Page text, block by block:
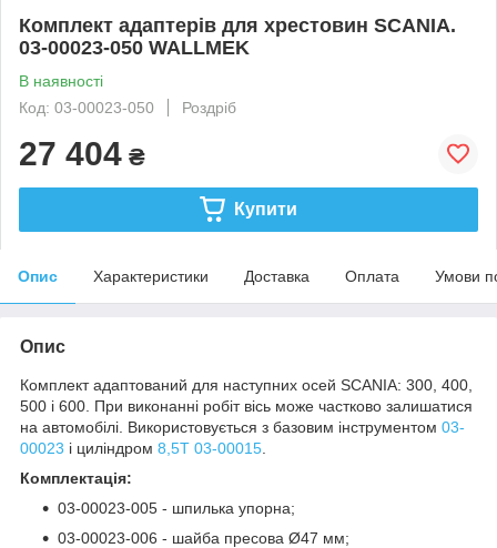
Комплект адаптерів для хрестовин SCANIA.
03-00023-050 WALLMEK
В наявності
Код: 03-00023-050
Роздріб
27 404 ₴
Купити
Опис Характеристики Доставка Оплата Умови
Опис
Комплект адаптований для наступних осей SCANIA: 300, 400,
500 і 600. При виконанні робіт вісь може частково залишатися
на автомобілі. Використовується з базовим інструментом 03-
00023 і циліндром 8,5T 03-00015
Комплектація:
03-00023-005 - шпилька упорна;
03-00023-006 - шайба пресова Ø47 мм;